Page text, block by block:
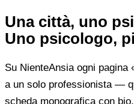
Una città, uno
Uno psicologo,
Su NienteAnsia ogni
a un solo professionista —
scheda monografica con